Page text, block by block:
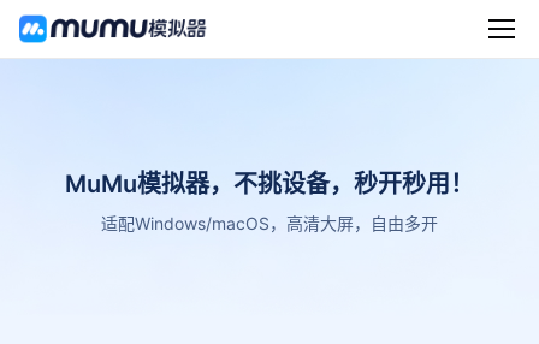
MuMu模拟器，不挑设备，秒开秒用！
适配Windows/macOS，高清大屏，自由多开